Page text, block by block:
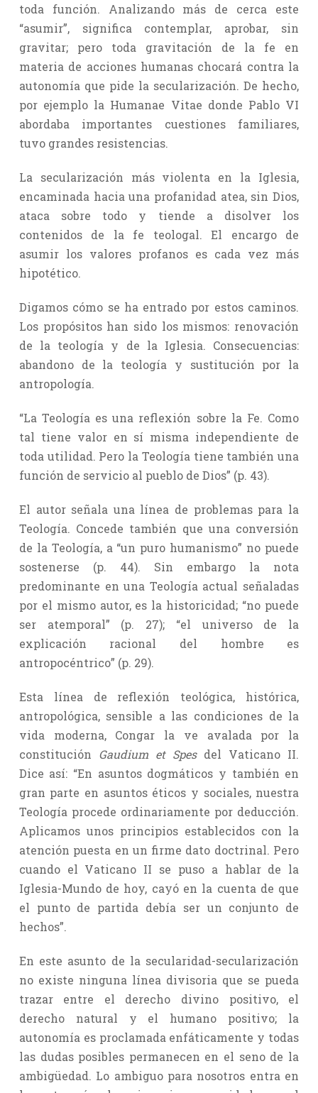
toda función. Analizando más de cerca este
“asumir”, significa contemplar, aprobar, sin
gravitar; pero toda gravitación de la fe en
materia de acciones humanas chocará contra la
autonomía que pide la secularización. De hecho,
por ejemplo la Humanae Vitae donde Pablo VI
abordaba importantes cuestiones familiares,
tuvo grandes resistencias.
La secularización más violenta en la Iglesia,
encaminada hacia una profanidad atea, sin Dios,
ataca sobre todo y tiende a disolver los
contenidos de la fe teologal. El encargo de
asumir los valores profanos es cada vez más
hipotético.
Digamos cómo se ha entrado por estos caminos.
Los propósitos han sido los mismos: renovación
de la teología y de la Iglesia. Consecuencias:
abandono de la teología y sustitución por la
antropología.
“La Teología es una reflexión sobre la Fe. Como
tal tiene valor en sí misma independiente de
toda utilidad. Pero la Teología tiene también una
función de servicio al pueblo de Dios” (p. 43).
El autor señala una línea de problemas para la
Teología. Concede también que una conversión
de la Teología, a “un puro humanismo” no puede
sostenerse (p. 44). Sin embargo la nota
predominante en una Teología actual señaladas
por el mismo autor, es la historicidad; “no puede
ser atemporal” (p. 27); “el universo de la
explicación racional del hombre es
antropocéntrico” (p. 29).
Esta línea de reflexión teológica, histórica,
antropológica, sensible a las condiciones de la
vida moderna, Congar la ve avalada por la
constitución Gaudium et Spesdel Vaticano II.
Dice así: “En asuntos dogmáticos y también en
gran parte en asuntos éticos y sociales, nuestra
Teología procede ordinariamente por deducción.
Aplicamos unos principios establecidos con la
atención puesta en un firme dato doctrinal. Pero
cuando el Vaticano II se puso a hablar de la
Iglesia-Mundo de hoy, cayó en la cuenta de que
el punto de partida debía ser un conjunto de
hechos”.
En este asunto de la secularidad-secularización
no existe ninguna línea divisoria que se pueda
trazar entre el derecho divino positivo, el
derecho natural y el humano positivo; la
autonomía es proclamada enfáticamente y todas
las dudas posibles permanecen en el seno de la
ambigüedad. Lo ambiguo para nosotros entra en